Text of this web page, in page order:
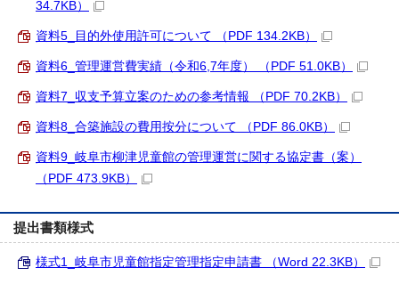
34.7KB）
資料5_目的外使用許可について （PDF 134.2KB）
資料6_管理運営費実績（令和6,7年度） （PDF 51.0KB）
資料7_収支予算立案のための参考情報 （PDF 70.2KB）
資料8_合築施設の費用按分について （PDF 86.0KB）
資料9_岐阜市柳津児童館の管理運営に関する協定書（案）
（PDF 473.9KB）
提出書類様式
様式1_岐阜市児童館指定管理指定申請書 （Word 22.3KB）